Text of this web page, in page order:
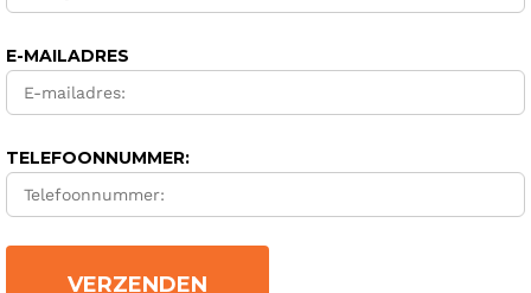
E-MAILADRES
TELEFOONNUMMER: